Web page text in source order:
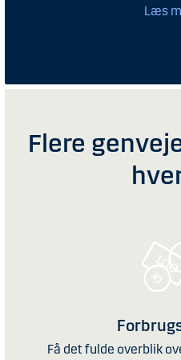
Læs
Flere
Få det fulde overblik